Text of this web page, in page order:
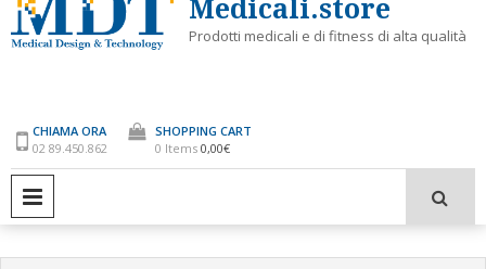
Medicali.store
Prodotti medicali e di fitness di alta qualità
CHIAMA ORA
02 89.450.862
SHOPPING CART
0 Items 0,00€